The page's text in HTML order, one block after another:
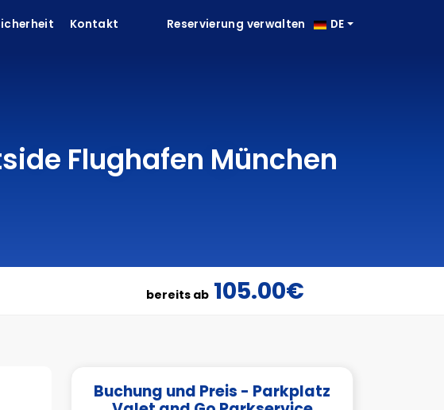
Kontakt Reservierung verwalten DE
Flughafen München
bereits ab 105.00€
Buchung und Preis - Parkplatz